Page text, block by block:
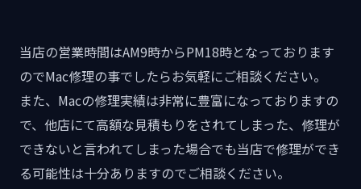
当店の営業時間はAM9時からPM18時となっております
のでMac修理の事でしたらお気軽にご相談ください。
また、Macの修理実績は非常に豊富になっておりますの
で、他店にて高額な見積もりをされてしまった、修理が
できないと言われてしまった場合でも当店で修理ができ
る可能性は十分ありますのでご相談ください。